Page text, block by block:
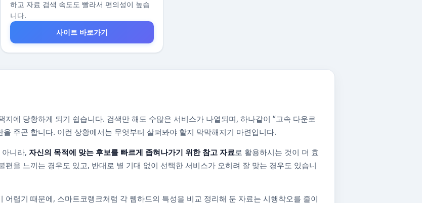
하고 자료 검색 속도도 빨라서 편의성이 높습
니다.
사이트 바로가기
에 당황하게 되기 쉽습니다. 검색만 해도 수많은 서비스가 나열되며, 하나같이 “고속 다운로
을 주곤 합니다. 이런 상황에서는 무엇부터 살펴봐야 할지 막막해지기 마련입니다.
니라, 자신의 목적에 맞는 후보를 빠르게 좁혀나가기 위한 참고 자료로 활용하시는 것이 더 효
을 느끼는 경우도 있고, 반대로 별 기대 없이 선택한 서비스가 오히려 잘 맞는 경우도 있습니
렵기 때문에, 스마트코랭크처럼 각 웹하드의 특성을 비교 정리해 둔 자료는 시행착오를 줄이